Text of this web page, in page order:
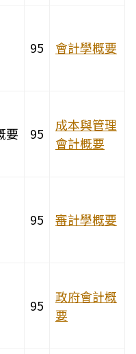
95 會計學概要
要 95
成本與管理
會計概要
95 審計學概要
95
政府會計概
要